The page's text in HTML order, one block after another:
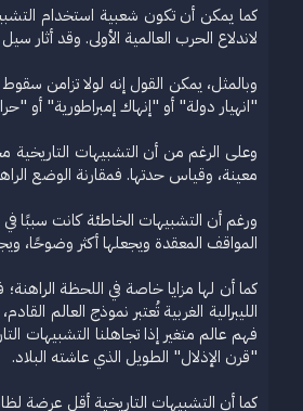
لاندلاع الحرب العالمية الأولى. وقد
"انهيار دولة" أو "إنهاك إمبراطورية"
وعلى الرغم من أن التشبيهات التاريخية
معينة، وقياس حدتها. فمقارنة الوضع
ورغم أن التشبيهات الخاطئة كانت سببًا
المواقف المعقدة ويجعلها أكثر وضوحًا،
كما أن لها مزايا خاصة في اللحظة
الليبرالية الغربية تُعتبر نموذج العالم
فهم عالم متغير إذا تجاهلنا التشبيهات
"قرن الإذلال" الطويل الذي عاشته البلاد.
كما أن التشبيهات التاريخية أقل عرضة